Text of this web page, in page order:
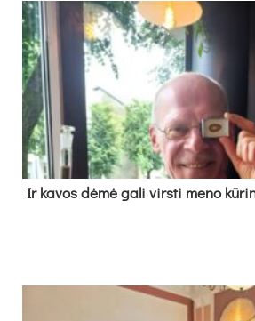
Ir ka­vos dė­mė ga­li virs­ti me­no